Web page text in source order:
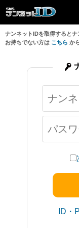
ナンネットIDを取得すると
お持ちでない方は こちら か
ID・